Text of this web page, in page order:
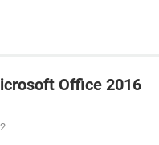
Office 2016